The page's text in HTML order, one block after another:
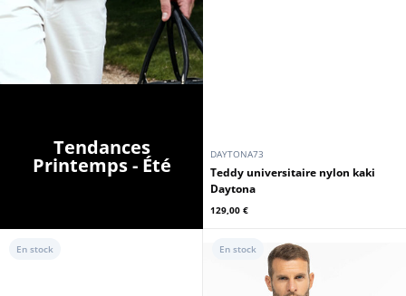
Tendances
Printemps - Été DAYTONA73
Teddy universitaire nylon kaki
Daytona
129,00 €
En stock En stock